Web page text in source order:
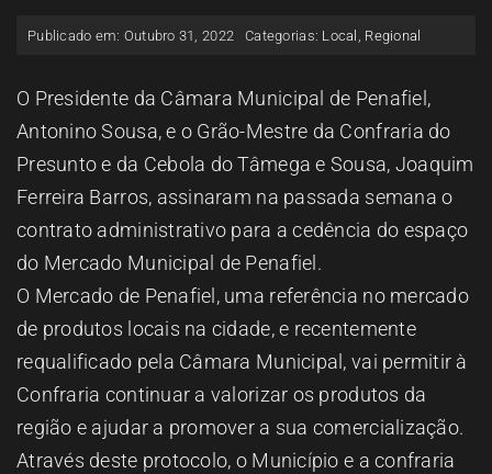
A RCP
Publicado em: Outubro 31, 2022 Categorias: Local Regional
O Presidente da Câmara Municipal de Penafiel,
Antonino Sousa, e o Grão-Mestre da Confraria do
Presunto e da Cebola do Tâmega e Sousa, Joaquim
Ferreira Barros, assinaram na passada semana o
contrato administrativo para a cedência do espaço
do Mercado Municipal de Penafiel.
O Mercado de Penafiel, uma referência no mercado
de produtos locais na cidade, e recentemente
requalificado pela Câmara Municipal, vai permitir à
Confraria continuar a valorizar os produtos da
região e ajudar a promover a sua comercialização.
Através deste protocolo, o Município e a confraria